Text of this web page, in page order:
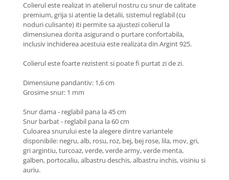
Coliere cu Animale
Coliere cu Molecule
Coliere Diverse
BRĂȚĂRI
BRĂȚĂRI CU ȘNUR REGLABIL
Brățări din Argint cu șnur reglabil
Brățări din Aur cu pietre
semiprețioase
Brățări din Argint cu pietre
semiprețioase
Brățări elastice cu pietre
semiprețioase
Colierul este realizat in atelierul nostru cu snur de calitate
premium, grija si atentie la detalii, sistemul reglabil (cu
noduri culisante) iti permite sa ajustezi colierul la
dimensiunea dorita asigurand o purtare confortabila,
inclusiv inchiderea acestuia este realizata din Argint 925.
Colierul este foarte rezistent si poate fi purtat zi de zi.
Dimensiune pandantiv: 1,6 cm
Grosime snur: 1 mm
Snur dama - reglabil pana la 45 cm
Snur barbat - reglabil pana la 60 cm
Culoarea snurului este la alegere dintre variantele
disponibile: negru, alb, rosu, roz, bej, bej rose, lila, mov, gri,
gri argintiu, turcoaz, verde, verde army, verde menta,
galben, portocaliu, albastru deschis, albastru inchis, visiniu si
auriu.